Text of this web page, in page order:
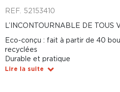
REF. 52153410
L’INCONTOURNABLE DE TOUS
Eco-conçu : fait à partir de 40
recyclées
Durable et pratique
Lire la suite